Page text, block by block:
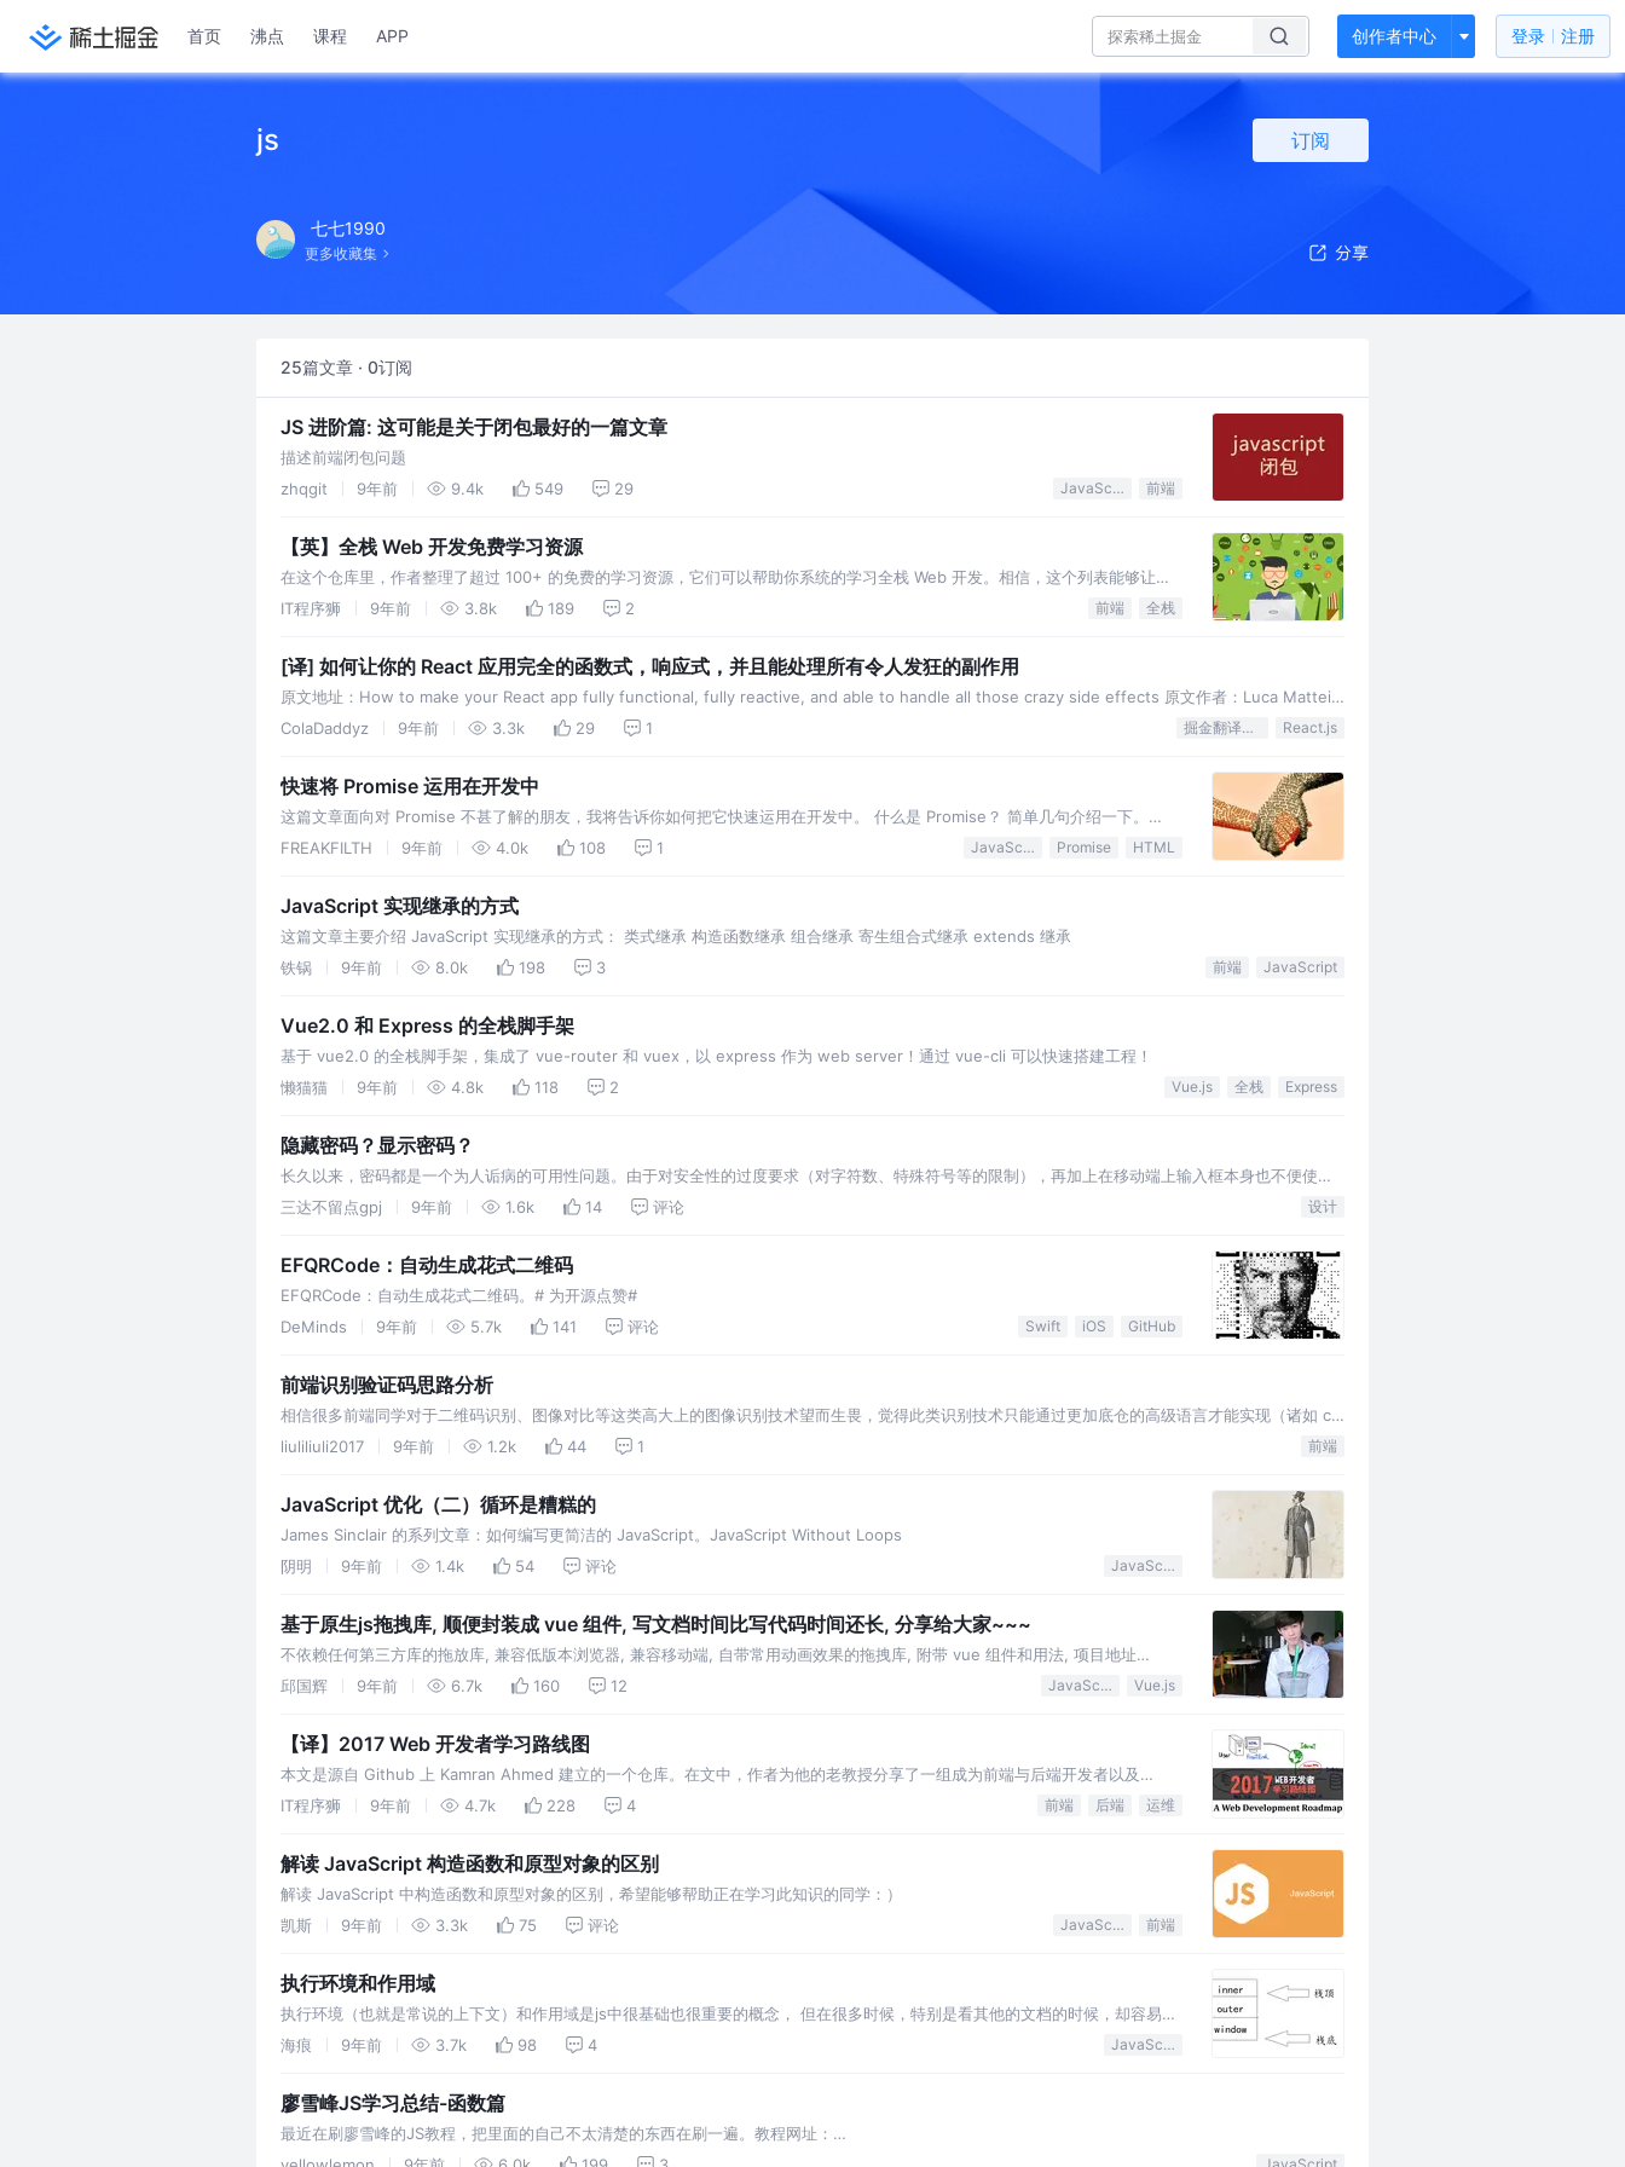
首页 沸点 课程 APP 创作者中心 登录 注册
js 订阅
七七1990
更多收藏集
25篇文章 · 0订阅
JS 进阶篇: 这可能是关于闭包最好的一篇文章
描述前端闭包问题
zhqgit
9年前 9.4k 549 29 JavaScript 前端
【英】全栈 Web 开发免费学习资源
在这个仓库里，作者整理了超过 100+ 的免费的学习资源，它们可以帮助你系统的学习全栈 Web 开发。相信，这个列表能够让想
成为全栈 Web 开发的你有所收获。
IT程序狮 9年前 3.8k 189 2 前端 全栈
[译] 如何让你的 React 应用完全的函数式，响应式，并且能处理所有令人发狂的副作用
原文地址：How to make your React app fully functional, fully reactive, and able to handle all those crazy side effects 原文作者：Luca Matteis
译文出自：掘金…
ColaDaddyz 9年前 3.3k 29 1 掘金翻译计划 React.js
快速将 Promise 运用在开发中
这篇文章面向对 Promise 不甚了解的朋友，我将告诉你如何把它快速运用在开发中。 什么是 Promise？ 简单几句介绍一下。
Promise 是抽象异步处理对象以及对其进行各种操作的组件。你可以理解为：它的出现，是为了让我们更方便的进行异步处理。
FREAKFILTH 9年前 4.0k 108 1 JavaScript Promise HTML
JavaScript 实现继承的方式
这篇文章主要介绍 JavaScript 实现继承的方式： 类式继承 构造函数继承 组合继承 寄生组合式继承 extends 继承
铁锅
9年前 8.0k 198 3 前端 JavaScript
Vue2.0 和 Express 的全栈脚手架
基于 vue2.0 的全栈脚手架，集成了 vue-router 和 vuex，以 express 作为 web server！通过 vue-cli 可以快速搭建工程！
懒猫猫
9年前 4.8k 118 2 Vue.js 全栈 Express
隐藏密码？显示密码？
长久以来，密码都是一个为人诟病的可用性问题。由于对安全性的过度要求（对字符数、特殊符号等的限制），再加上在移动端上输入框本身也不便使
用，使得输入密码这件事经常让用户倍感挫败......
三达不留点gpj 9年前 1.6k 14 评论 设计
EFQRCode：自动生成花式二维码
EFQRCode：自动生成花式二维码。# 为开源点赞#
DeMinds
9年前 5.7k 141 评论 Swift iOS GitHub
前端识别验证码思路分析
相信很多前端同学对于二维码识别、图像对比等这类高大上的图像识别技术望而生畏，觉得此类识别技术只能通过更加底仓的高级语言才能实现（诸如 c
等），本文试图从前端的角度出发介绍如何通过 canvas 来进行简单的图像识别。
liuliliuli2017 9年前 1.2k 44 1 前端
JavaScript 优化（二）循环是糟糕的
James Sinclair 的系列文章：如何编写更简洁的 JavaScript。JavaScript Without Loops
阴明
9年前 1.4k 54 评论 JavaScript
基于原生js拖拽库, 顺便封装成 vue 组件, 写文档时间比写代码时间还长, 分享给大家~~~
不依赖任何第三方库的拖放库, 兼容低版本浏览器, 兼容移动端, 自带常用动画效果的拖拽库, 附带 vue 组件和用法, 项目地址
https://github.com/qgh810/dnd
邱国辉 9年前 6.7k 160 12 JavaScript Vue.js
【译】2017 Web 开发者学习路线图
本文是源自 Github 上 Kamran Ahmed 建立的一个仓库。在文中，作者为他的老教授分享了一组成为前端与后端开发者以及
Devops 人员需要掌握的学习路线图，以便与他的学生们分享他们的观点，一起来看看。
IT程序狮 9年前 4.7k 228 4 前端 后端 运维
解读 JavaScript 构造函数和原型对象的区别
解读 JavaScript 中构造函数和原型对象的区别，希望能够帮助正在学习此知识的同学：）
凯斯
9年前 3.3k 75 评论 JavaScript 前端
执行环境和作用域
执行环境（也就是常说的上下文）和作用域是js中很基础也很重要的概念， 但在很多时候，特别是看其他的文档的时候，却容易混
淆概念，这篇文章试着梳理下执行环境和作用域的概念。 1、执行环境 执行环境定义了变量或函数有权访问的其他数据，决定了它
海痕 9年前 3.7k 98 4 JavaScript
廖雪峰JS学习总结-函数篇
最近在刷廖雪峰的JS教程，把里面的自己不太清楚的东西在刷一遍。教程网址：
http://www.liaoxuefeng.com/wiki/001434446689867b27157e896e74d51a89c25cc8b43bdb3000 函数的定义和调用： 如果没有return…